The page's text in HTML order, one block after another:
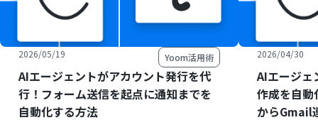
2026/05/19 Yoom活用術
AIエージェントがアカウント発行を代
行！フォーム送信を起点に通知までを
自動化する方法
2026/04/30
AIエージェ
作成を自動
からGmail